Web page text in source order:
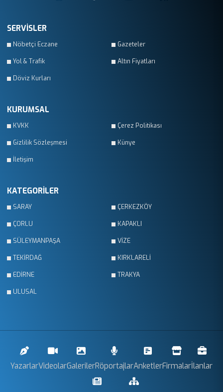
SERVİSLER
Nöbetçi Eczane Gazeteler
Yol & Trafik Altın Fiyatları
Döviz Kurları
KURUMSAL
KVKK Çerez Politikası
Gizlilik Sözleşmesi Künye
İletişim
KATEGORİLER
SARAY ÇERKEZKÖY
ÇORLU KAPAKLI
SÜLEYMANPAŞA VİZE
TEKİRDAĞ KIRKLARELİ
EDİRNE TRAKYA
ULUSAL
YazarlarVideolarGalerilerRöportajlarAnketlerFirmalarİlanlar